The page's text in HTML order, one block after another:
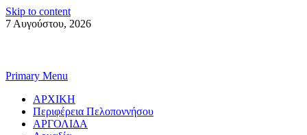
Skip to content
7 Αυγούστου, 2026
Primary Menu
ΑΡΧΙΚΗ
Περιφέρεια Πελοποννήσου
ΑΡΓΟΛΙΔΑ